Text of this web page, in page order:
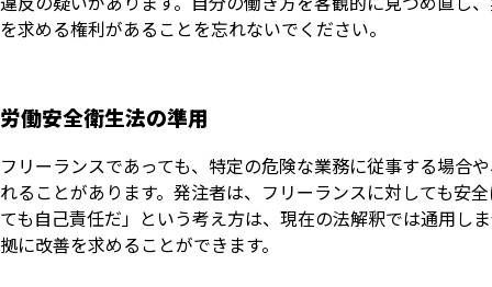
を求める権利があることを忘れないでください。
労働安全衛生法の準用
フリーランスであっても、特定の危険な業務に従事する場合
れることがあります。発注者は、フリーランスに対しても安
ても自己責任だ」という考え方は、現在の法解釈では通用し
拠に改善を求めることができます。